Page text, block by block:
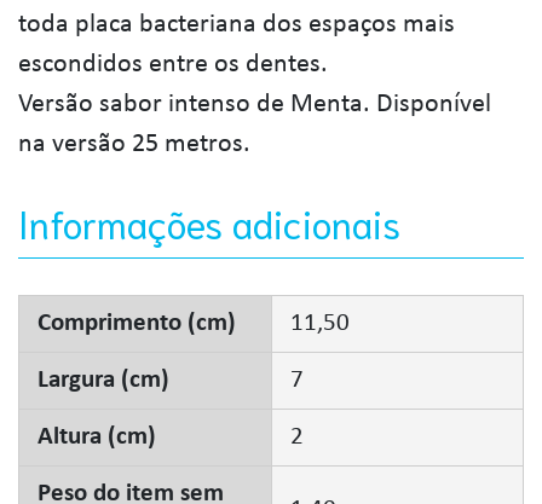
toda placa bacteriana dos espaços mais
escondidos entre os dentes.
Versão sabor intenso de Menta. Disponível
na versão 25 metros.
Informações adicionais
Comprimento (cm) 11,50
Largura (cm) 7
Altura (cm) 2
Peso do item sem